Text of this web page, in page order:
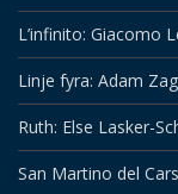
L’infinito: Giacomo
Linje fyra: Adam
Ruth: Else Lasker-
San Martino del